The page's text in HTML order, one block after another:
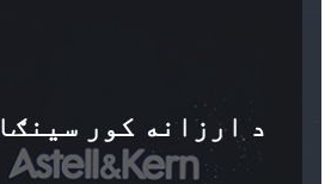
د ارزانه کور